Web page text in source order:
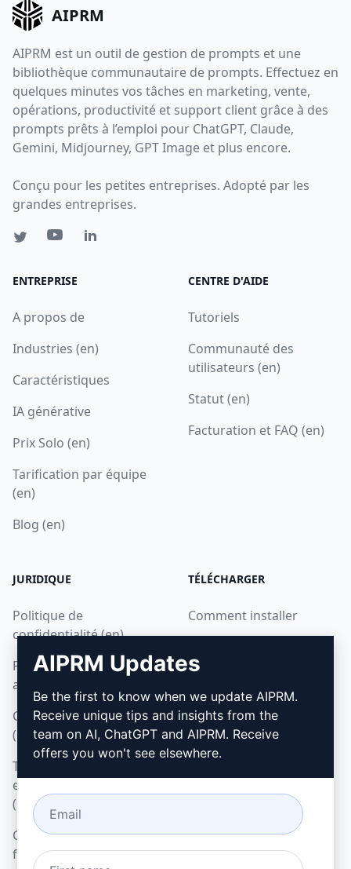
AIPRM
AIPRM est un outil de gestion de prompts et une
bibliothèque communautaire de prompts. Effectuez en
quelques minutes vos tâches en marketing, vente,
opérations, productivité et support client grâce à des
prompts prêts à l’emploi pour ChatGPT, Claude,
Gemini, Midjourney, GPT Image et plus encore.
Conçu pour les petites entreprises. Adopté par les
grandes entreprises.
ENTREPRISE
A propos de
Industries (en)
Caractéristiques
IA générative
Prix Solo (en)
Tarification par équipe
(en)
Blog (en)
CENTRE D'AIDE
Tutoriels
Communauté des
utilisateurs (en)
Statut (en)
Facturation et FAQ (en)
JURIDIQUE
Politique de
confidentialité (en)
Politique d'utilisation
acceptable (en)
Conditions d'utilisation
(en)
Termes relatifs aux
extensions de navigateur
(en)
Conditions de
facturation (en)
TÉLÉCHARGER
Comment installer
AIPRM Updates
Be the first to know when we update AIPRM.
Receive unique tips and insights from the
team on AI, ChatGPT and AIPRM. Receive
offers you won't see elsewhere.